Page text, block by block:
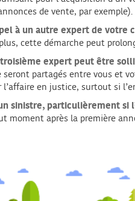
de vente, par exemple).
à un autre expert de
cette démarche peut
troisième expert peut être
partagés entre vous et
l’affaire en justice, surtout si
sinistre, particulièrement
moment après la première